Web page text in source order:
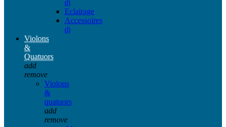
dj
Eclairage
Accessoires
dj
Violons
&
Quatuors
add
remove
Violons
&
quatuors
add
remove